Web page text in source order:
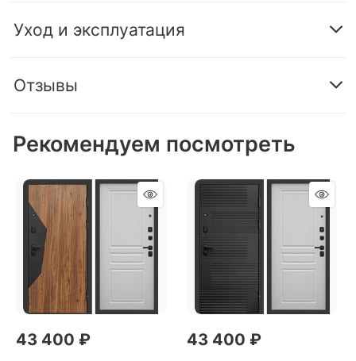
Уход и эксплуатация
Отзывы
Рекомендуем посмотреть
43 400 ₽ 43 400 ₽